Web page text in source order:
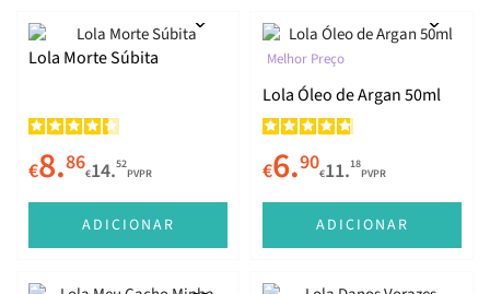
Lola Morte Súbita
€8.86€14.52
PVPR
ADICIONAR
Melhor Preço
Lola Óleo de Argan 50ml
€6.90€11.18
PVPR
ADICIONAR